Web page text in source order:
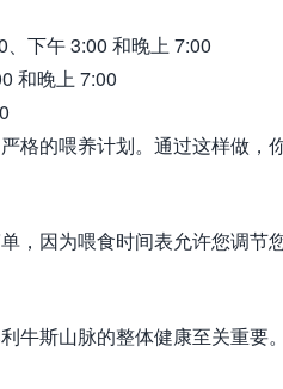
下午 3:00 和晚上 7:00
和晚上 7:00
格的喂养计划。通过这样做
，因为喂食时间表允许您调节
牛斯山脉的整体健康至关重